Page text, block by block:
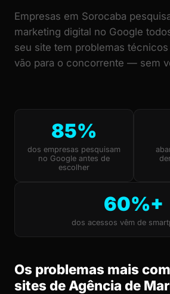
Empresas em Sorocaba
marketing digital no Google
seu site tem problemas técnicos
vão para o concorrente — sem
85%
dos empresas pesquisam
no Google antes de
escolher
60%+
dos acessos vêm de
Os problemas mais
sites de Agência de